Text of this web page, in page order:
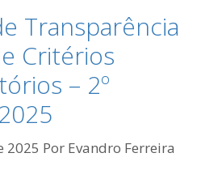
Transparência
Critérios
– 2º
2025 Por Evandro Ferreira